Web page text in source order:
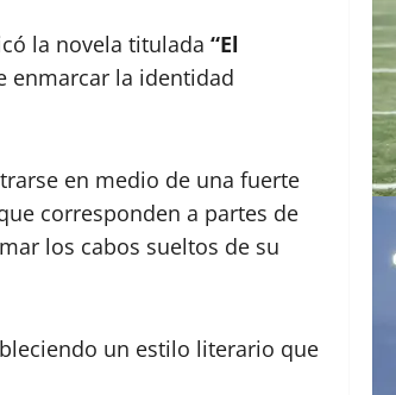
la novela titulada “El
enmarcar la identidad
en medio de una fuerte
corresponden a partes de
los cabos sueltos de su
un estilo literario que